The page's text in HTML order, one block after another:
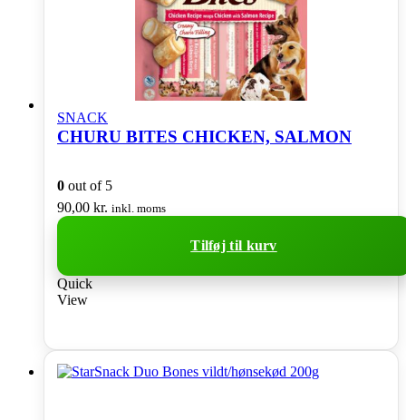
SNACK
CHURU BITES CHICKEN, SALMON
0 out of 5
90,00 kr. inkl. moms
Tilføj til kurv
Quick
View